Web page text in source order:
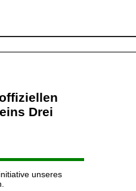
Drei
unseres